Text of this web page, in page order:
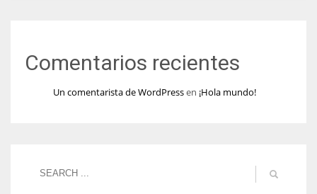
Comentarios recientes
Un comentarista de WordPressen ¡Hola mundo!